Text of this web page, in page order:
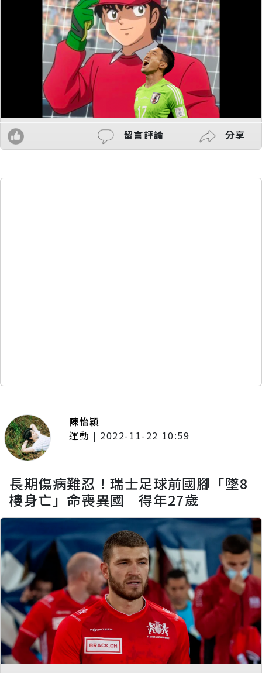
留言評論 分享
陳怡穎
運動 | 2022-11-22 10:59
長期傷病難忍！瑞士足球前國腳「墜8
樓身亡」命喪異國 得年27歲